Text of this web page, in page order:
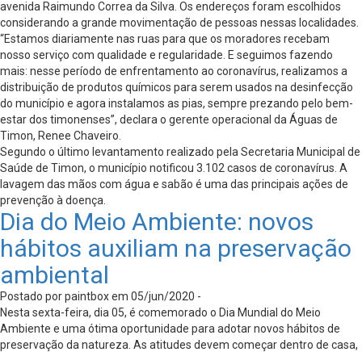
avenida Raimundo Correa da Silva. Os endereços foram escolhidos
considerando a grande movimentação de pessoas nessas localidades.
“Estamos diariamente nas ruas para que os moradores recebam
nosso serviço com qualidade e regularidade. E seguimos fazendo
mais: nesse período de enfrentamento ao coronavírus, realizamos a
distribuição de produtos químicos para serem usados na desinfecção
do município e agora instalamos as pias, sempre prezando pelo bem-
estar dos timonenses”, declara o gerente operacional da Águas de
Timon, Renee Chaveiro.
Segundo o último levantamento realizado pela Secretaria Municipal de
Saúde de Timon, o município notificou 3.102 casos de coronavírus. A
lavagem das mãos com água e sabão é uma das principais ações de
prevenção à doença.
Dia do Meio Ambiente: novos
hábitos auxiliam na preservação
ambiental
Postado por paintbox em 05/jun/2020 -
Nesta sexta-feira, dia 05, é comemorado o Dia Mundial do Meio
Ambiente e uma ótima oportunidade para adotar novos hábitos de
preservação da natureza. As atitudes devem começar dentro de casa,